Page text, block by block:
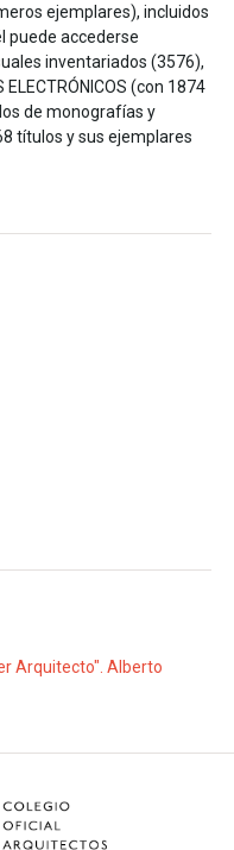
ejemplares), incluidos
puede accederse
inventariados (3576),
ELECTRÓNICOS (con 1874
de monografías y
títulos y sus ejemplares
Arquitecto". Alberto